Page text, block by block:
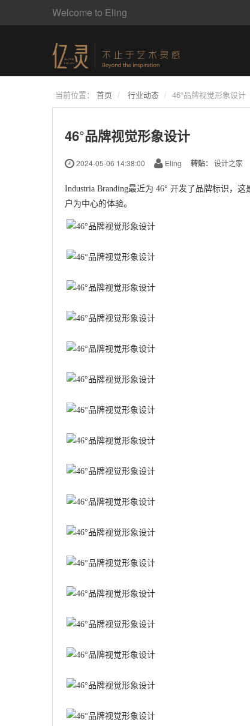
Welcome to Eling
当前位置： 首页 行业动态 46°品牌视觉形象设计
46°品牌视觉形象设计
2024-05-06 14:38:00 Eling 转贴： 设计之家
Industria Branding最近为 46° 开发了品牌标识，
户为中心的体验。